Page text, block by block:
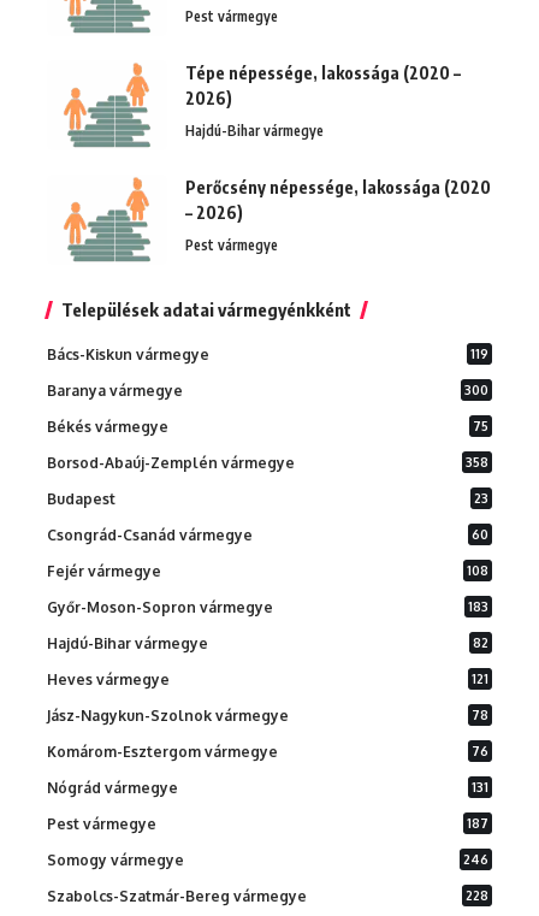
Pest vármegye
Tépe népessége, lakossága (2020 –
2026)
Hajdú-Bihar vármegye
Perőcsény népessége, lakossága (2020
– 2026)
Pest vármegye
Települések adatai vármegyénkként
Bács-Kiskun vármegye 119
Baranya vármegye 300
Békés vármegye 75
Borsod-Abaúj-Zemplén vármegye 358
Budapest 23
Csongrád-Csanád vármegye 60
Fejér vármegye 108
Győr-Moson-Sopron vármegye 183
Hajdú-Bihar vármegye 82
Heves vármegye 121
Jász-Nagykun-Szolnok vármegye 78
Komárom-Esztergom vármegye 76
Nógrád vármegye 131
Pest vármegye 187
Somogy vármegye 246
Szabolcs-Szatmár-Bereg vármegye 228